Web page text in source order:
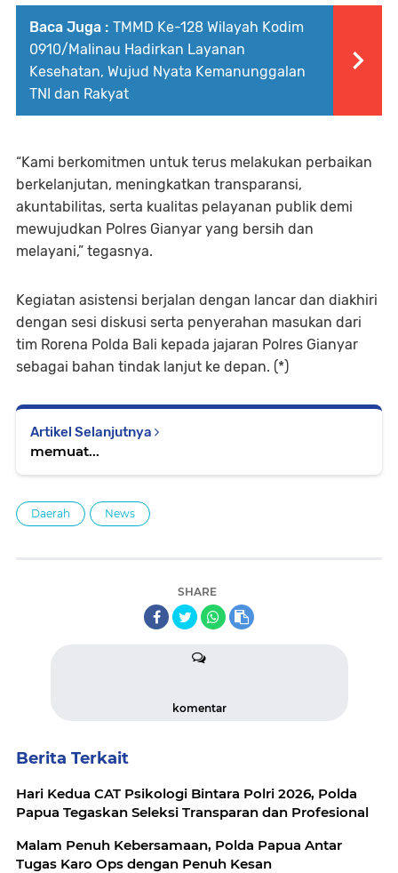
Baca Juga : TMMD Ke-128 Wilayah Kodim
0910/Malinau Hadirkan Layanan
Kesehatan, Wujud Nyata Kemanunggalan
TNI dan Rakyat
“Kami berkomitmen untuk terus melakukan perbaikan
berkelanjutan, meningkatkan transparansi,
akuntabilitas, serta kualitas pelayanan publik demi
mewujudkan Polres Gianyar yang bersih dan
melayani,” tegasnya.
Kegiatan asistensi berjalan dengan lancar dan diakhiri
dengan sesi diskusi serta penyerahan masukan dari
tim Rorena Polda Bali kepada jajaran Polres Gianyar
sebagai bahan tindak lanjut ke depan. (*)
Artikel Selanjutnya
memuat...
Daerah News
SHARE
komentar
Berita Terkait
Hari Kedua CAT Psikologi Bintara Polri 2026, Polda
Papua Tegaskan Seleksi Transparan dan Profesional
Malam Penuh Kebersamaan, Polda Papua Antar
Tugas Karo Ops dengan Penuh Kesan